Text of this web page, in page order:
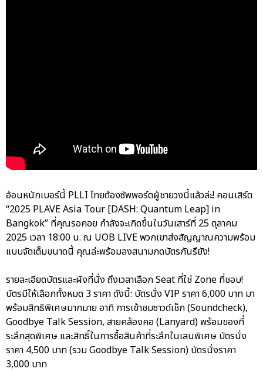
อ้อนหนักเบอร์นี้ PLLI ไทยต้องซัพพอร์ตผู้ชายวงนี้แล้วล่ะ! คอนเสิร์ต
“2025 PLAVE Asia Tour [DASH: Quantum Leap] in
Bangkok” ที่คุณรอคอย กำลังจะเกิดขึ้นในวันเสาร์ที่ 25 ตุลาคม
2025 เวลา 18:00 น. ณ UOB LIVE พวกเขาส่งสัญญาณความพร้อม
แบบจัดเต็มขนาดนี้ คุณล่ะพร้อมลงสนามกดบัตรกันรึยัง!
รายละเอียดบัตรและผังที่นั่ง ถึงเวลาเลือก Seat ที่ใช่ Zone ที่ชอบ!
บัตรมีให้เลือกทั้งหมด 3 ราคา ดังนี้: บัตรนั่ง VIP ราคา 6,000 บาท มา
พร้อมสิทธิพิเศษมากมาย อาทิ การเข้าชมซาวด์เช็ก (Soundcheck),
Goodbye Talk Session, สายคล้องคอ (Lanyard) พร้อมของที่
ระลึกสุดพิเศษ และสิทธิ์ในการซื้อสินค้าที่ระลึกในเลนพิเศษ บัตรนั่ง
ราคา 4,500 บาท (รวม Goodbye Talk Session) บัตรนั่งราคา
3,000 บาท